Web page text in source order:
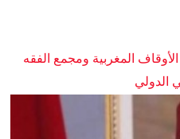
المغربية ومجمع الفقه
الدولي